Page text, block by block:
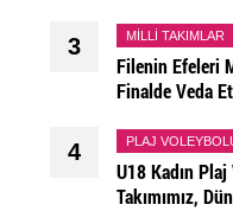
3 MILLI TAKIMLAR
Filenin Efeleri
Finalde Veda
4 PLAJ
U18 Kadın
Takımımız,